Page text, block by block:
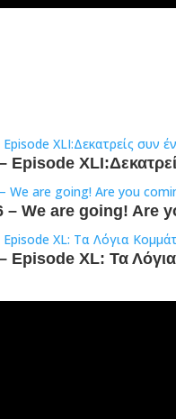
Episode
– We are going! Are
Episode XL: Τα